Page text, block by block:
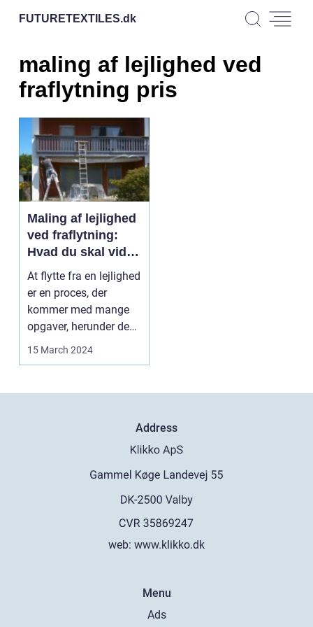
FUTURETEXTILES.dk
maling af lejlighed ved
fraflytning pris
Maling af lejlighed
ved fraflytning:
Hvad du skal vide
om pris
At flytte fra en lejlighed
er en proces, der
kommer med mange
opgaver, herunder den
uundgåelig...
15 March 2024
Address
web: www.klikko.dk
Menu
Ads